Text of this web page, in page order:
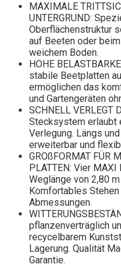
MAXIMALE
UNTERGRUND:
Oberflächenstruktur
auf Beeten oder
weichem Boden.
HOHE
stabile Beetplatten
ermöglichen das
und Gartengeräten
SCHNELL VERLEGT
Stecksystem erlaubt
Verlegung. Längs
erweiterbar und
GROßFORMAT FÜR
PLATTEN: Vier
Weglänge von 2,80
Komfortables
Abmessungen.
pflanzenverträglich
recycelbarem
Lagerung. Qualität
Garantie.